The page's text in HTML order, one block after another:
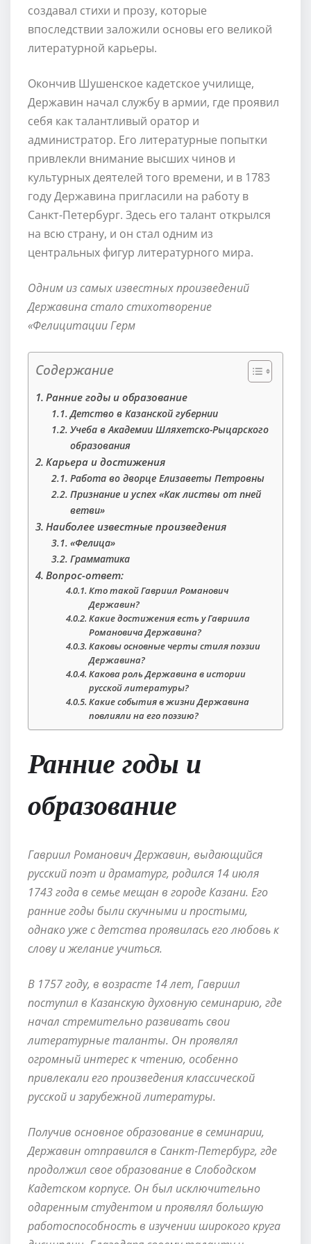
создавал стихи и прозу, которые
впоследствии заложили основы его великой
литературной карьеры.
Окончив Шушенское кадетское училище,
Державин начал службу в армии, где проявил
себя как талантливый оратор и
администратор. Его литературные попытки
привлекли внимание высших чинов и
культурных деятелей того времени, и в 1783
году Державина пригласили на работу в
Санкт-Петербург. Здесь его талант открылся
на всю страну, и он стал одним из
центральных фигур литературного мира.
Одним из самых известных произведений
Державина стало стихотворение
«Фелицитации Герм
Содержание
Ранние годы и образование
Детство в Казанской губернии
Учеба в Академии Шляхетско-Рыцарского
образования
Карьера и достижения
Работа во дворце Елизаветы Петровны
Признание и успех «Как листвы от пней
ветви»
Наиболее известные произведения
«Фелица»
Грамматика
Вопрос-ответ:
Кто такой Гавриил Романович
Державин?
Какие достижения есть у Гавриила
Романовича Державина?
Каковы основные черты стиля поэзии
Державина?
Какова роль Державина в истории
русской литературы?
Какие события в жизни Державина
повлияли на его поэзию?
Ранние годы и
образование
Гавриил Романович Державин, выдающийся
русский поэт и драматург, родился 14 июля
1743 года в семье мещан в городе Казани. Его
ранние годы были скучными и простыми,
однако уже с детства проявилась его любовь к
слову и желание учиться.
В 1757 году, в возрасте 14 лет, Гавриил
поступил в Казанскую духовную семинарию, где
начал стремительно развивать свои
литературные таланты. Он проявлял
огромный интерес к чтению, особенно
привлекали его произведения классической
русской и зарубежной литературы.
Получив основное образование в семинарии,
Державин отправился в Санкт-Петербург, где
продолжил свое образование в Слободском
Кадетском корпусе. Он был исключительно
одаренным студентом и проявлял большую
работоспособность в изучении широкого круга